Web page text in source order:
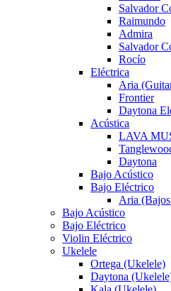
Salvador
Raimundo
Admira
Salvador
Rocío
Eléctrica
Aria
Frontier
Daytona
Acústica
LAVA
Daytona
Bajo Acústico
Bajo Eléctrico
Aria
Bajo Acústico
Bajo Eléctrico
Violin Eléctrico
Ukelele
Ortega (Ukelele)
Daytona